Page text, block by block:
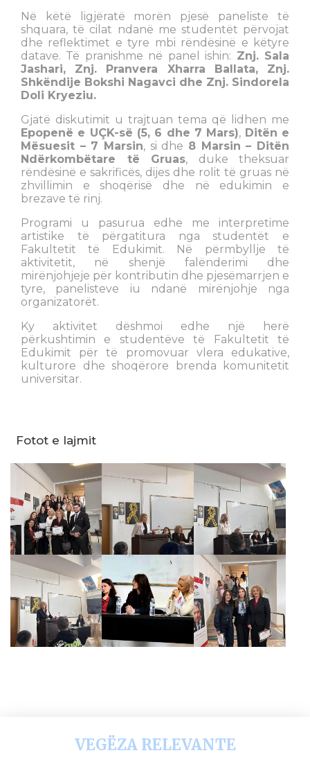
Në këtë ligjëratë morën pjesë paneliste të
shquara, të cilat ndanë me studentët përvojat
dhe reflektimet e tyre mbi rëndësinë e këtyre
datave. Të pranishme në panel ishin: Znj. Sala
Jashari, Znj. Pranvera Xharra Ballata, Znj.
Shkëndije Bokshi Nagavci dhe Znj. Sindorela
Doli Kryeziu.
Gjatë diskutimit u trajtuan tema që lidhen me
Epopenë e UÇK-së (5, 6 dhe 7 Mars), Ditën e
Mësuesit – 7 Marsin, si dhe 8 Marsin – Ditën
Ndërkombëtare të Gruas, duke theksuar
rëndësinë e sakrificës, dijes dhe rolit të gruas në
zhvillimin e shoqërisë dhe në edukimin e
brezave të rinj.
Programi u pasurua edhe me interpretime
artistike të përgatitura nga studentët e
Fakultetit të Edukimit. Në përmbyllje të
aktivitetit, në shenjë falënderimi dhe
mirënjohjeje për kontributin dhe pjesëmarrjen e
tyre, panelisteve iu ndanë mirënjohje nga
organizatorët.
Ky aktivitet dëshmoi edhe një herë
përkushtimin e studentëve të Fakultetit të
Edukimit për të promovuar vlera edukative,
kulturore dhe shoqërore brenda komunitetit
universitar.
Fotot e lajmit
VEGËZA RELEVANTE